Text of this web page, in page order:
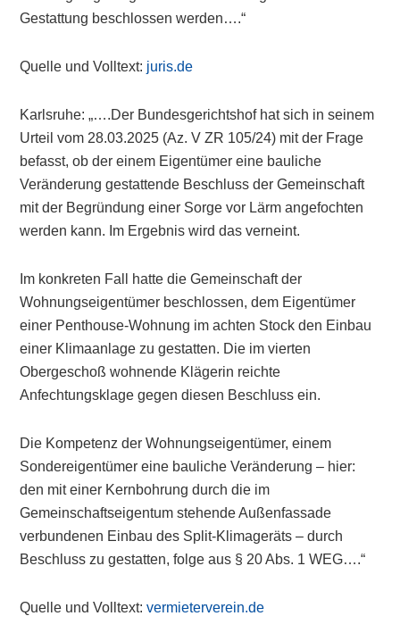
Gestattung beschlossen werden….“
Quelle und Volltext: juris.de
Karlsruhe: „….Der Bundesgerichtshof hat sich in seinem
Urteil vom 28.03.2025 (Az. V ZR 105/24) mit der Frage
befasst, ob der einem Eigentümer eine bauliche
Veränderung gestattende Beschluss der Gemeinschaft
mit der Begründung einer Sorge vor Lärm angefochten
werden kann. Im Ergebnis wird das verneint.
Im konkreten Fall hatte die Gemeinschaft der
Wohnungseigentümer beschlossen, dem Eigentümer
einer Penthouse-Wohnung im achten Stock den Einbau
einer Klimaanlage zu gestatten. Die im vierten
Obergeschoß wohnende Klägerin reichte
Anfechtungsklage gegen diesen Beschluss ein.
Die Kompetenz der Wohnungseigentümer, einem
Sondereigentümer eine bauliche Veränderung – hier:
den mit einer Kernbohrung durch die im
Gemeinschaftseigentum stehende Außenfassade
verbundenen Einbau des Split-Klimageräts – durch
Beschluss zu gestatten, folge aus § 20 Abs. 1 WEG….“
Quelle und Volltext:vermieterverein.de